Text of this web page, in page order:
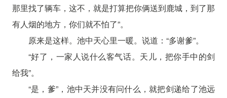
那里找了辆车，这不，就是打算把你俩送到鹿城，到了那
有人烟的地方，你们就不怕了”。
原来是这样。池中天心里一暖。说道：“多谢爹”。
“好了，一家人说什么客气话。天儿，把你手中的剑
给我”。
“是，爹”，池中天并没有问什么，就把剑递给了池远